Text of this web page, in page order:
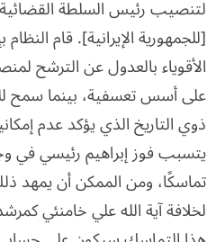
لتنصيب رئيس السلطة القضائية
[للجمهورية الإيرانية]. قام
الأقوياء بالعدول عن الترشح
على أسس تعسفية، بينما سمح
ذوي التاريخ الذي يؤكد عدم
يتسبب فوز إبراهيم رئيسي في
تماسكًا، ومن الممكن أن يمهد
لخلافة آية الله علي خامنئي